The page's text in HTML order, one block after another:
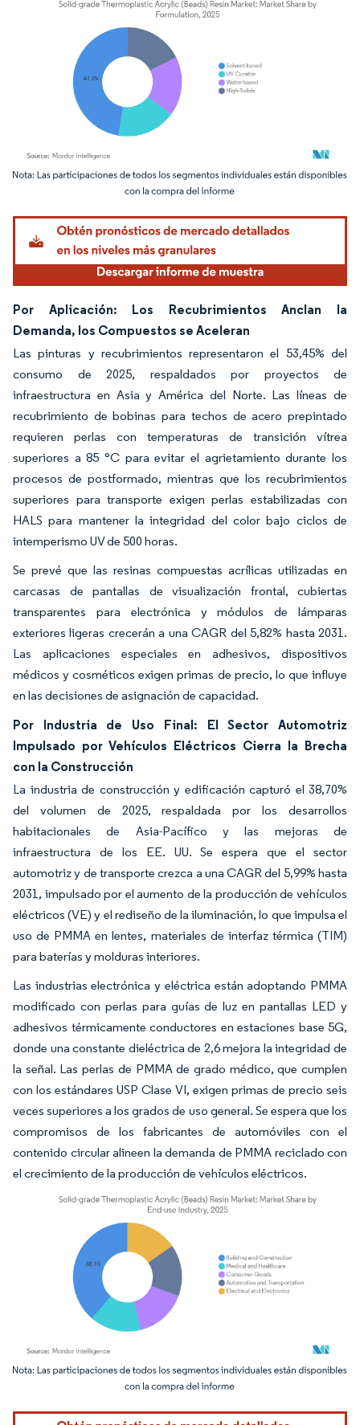
Imagen © Mordor Intelligence. El uso requiere atribución según CC BY 4.0.
Por Aplicación: Los Recubrimientos Anclan la
Demanda, los Compuestos se Aceleran
Las pinturas y recubrimientos representaron el 53,45% del
consumo de 2025, respaldados por proyectos de
infraestructura en Asia y América del Norte. Las líneas de
recubrimiento de bobinas para techos de acero prepintado
requieren perlas con temperaturas de transición vítrea
superiores a 85 °C para evitar el agrietamiento durante los
procesos de postformado, mientras que los recubrimientos
superiores para transporte exigen perlas estabilizadas con
HALS para mantener la integridad del color bajo ciclos de
intemperismo UV de 500 horas.
Se prevé que las resinas compuestas acrílicas utilizadas en
carcasas de pantallas de visualización frontal, cubiertas
transparentes para electrónica y módulos de lámparas
exteriores ligeras crecerán a una CAGR del 5,82% hasta 2031.
Las aplicaciones especiales en adhesivos, dispositivos
médicos y cosméticos exigen primas de precio, lo que influye
en las decisiones de asignación de capacidad.
Por Industria de Uso Final: El Sector Automotriz
Impulsado por Vehículos Eléctricos Cierra la Brecha
con la Construcción
La industria de construcción y edificación capturó el 38,70%
del volumen de 2025, respaldada por los desarrollos
habitacionales de Asia-Pacífico y las mejoras de
infraestructura de los EE. UU. Se espera que el sector
automotriz y de transporte crezca a una CAGR del 5,99% hasta
2031, impulsado por el aumento de la producción de vehículos
eléctricos (VE) y el rediseño de la iluminación, lo que impulsa el
uso de PMMA en lentes, materiales de interfaz térmica (TIM)
para baterías y molduras interiores.
Las industrias electrónica y eléctrica están adoptando PMMA
modificado con perlas para guías de luz en pantallas LED y
adhesivos térmicamente conductores en estaciones base 5G,
donde una constante dieléctrica de 2,6 mejora la integridad de
la señal. Las perlas de PMMA de grado médico, que cumplen
con los estándares USP Clase VI, exigen primas de precio seis
veces superiores a los grados de uso general. Se espera que los
compromisos de los fabricantes de automóviles con el
contenido circular alineen la demanda de PMMA reciclado con
el crecimiento de la producción de vehículos eléctricos.
Imagen © Mordor Intelligence. El uso requiere atribución según CC BY 4.0.